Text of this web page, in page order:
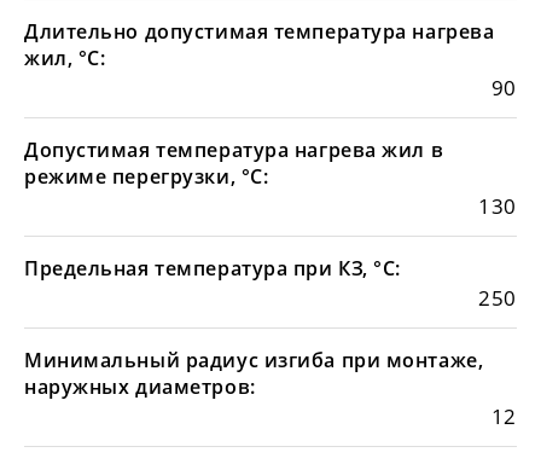
Длительно допустимая температура нагрева
жил, °С:
90
Допустимая температура нагрева жил в
режиме перегрузки, °С:
130
Предельная температура при КЗ, °С:
250
Минимальный радиус изгиба при монтаже,
наружных диаметров:
12